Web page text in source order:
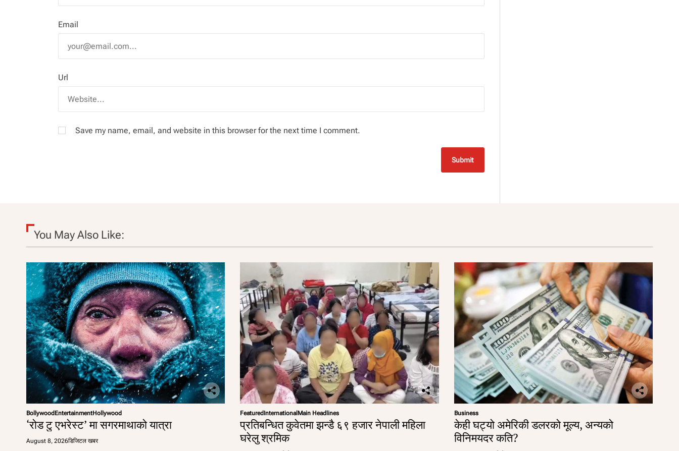
Email
Url
Save my name, email, and website in this browser for the next time I comment.
You May Also Like:
Bollywood EntertainmentHollywood
‘रोड टु एभरेस्ट’ मा सगरमाथाको यात्रा
August 8, 2026डिजिटल खबर
Featured International Main Headlines
प्रतिबन्धित कुवेतमा झन्डै ६९ हजार नेपाली महिला
घरेलु श्रमिक
Business
केही घट्यो अमेरिकी डलरको मूल्य, अन्यको
विनिमयदर कति?